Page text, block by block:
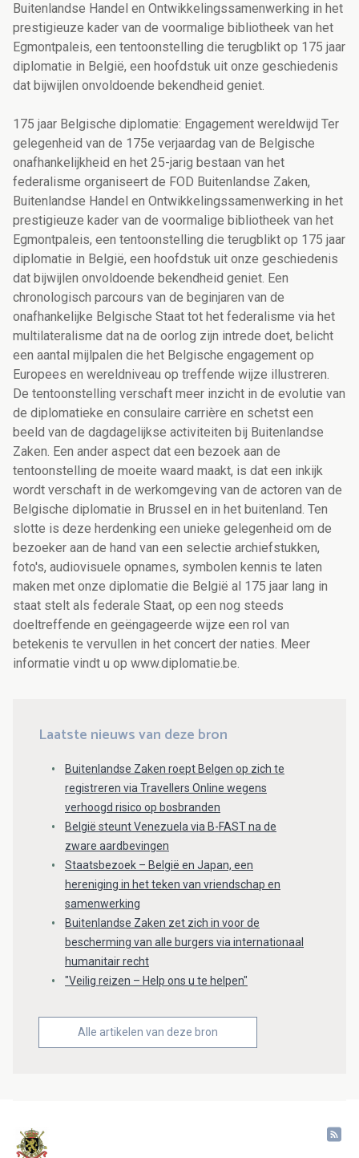
Buitenlandse Handel en Ontwikkelingssamenwerking in het
prestigieuze kader van de voormalige bibliotheek van het
Egmontpaleis, een tentoonstelling die terugblikt op 175 jaar
diplomatie in België, een hoofdstuk uit onze geschiedenis
dat bijwijlen onvoldoende bekendheid geniet.
175 jaar Belgische diplomatie: Engagement wereldwijd Ter
gelegenheid van de 175e verjaardag van de Belgische
onafhankelijkheid en het 25-jarig bestaan van het
federalisme organiseert de FOD Buitenlandse Zaken,
Buitenlandse Handel en Ontwikkelingssamenwerking in het
prestigieuze kader van de voormalige bibliotheek van het
Egmontpaleis, een tentoonstelling die terugblikt op 175 jaar
diplomatie in België, een hoofdstuk uit onze geschiedenis
dat bijwijlen onvoldoende bekendheid geniet. Een
chronologisch parcours van de beginjaren van de
onafhankelijke Belgische Staat tot het federalisme via het
multilateralisme dat na de oorlog zijn intrede doet, belicht
een aantal mijlpalen die het Belgische engagement op
Europees en wereldniveau op treffende wijze illustreren.
De tentoonstelling verschaft meer inzicht in de evolutie van
de diplomatieke en consulaire carrière en schetst een
beeld van de dagdagelijkse activiteiten bij Buitenlandse
Zaken. Een ander aspect dat een bezoek aan de
tentoonstelling de moeite waard maakt, is dat een inkijk
wordt verschaft in de werkomgeving van de actoren van de
Belgische diplomatie in Brussel en in het buitenland. Ten
slotte is deze herdenking een unieke gelegenheid om de
bezoeker aan de hand van een selectie archiefstukken,
foto's, audiovisuele opnames, symbolen kennis te laten
maken met onze diplomatie die België al 175 jaar lang in
staat stelt als federale Staat, op een nog steeds
doeltreffende en geëngageerde wijze een rol van
betekenis te vervullen in het concert der naties. Meer
informatie vindt u op www.diplomatie.be.
Laatste nieuws van deze bron
Buitenlandse Zaken roept Belgen op zich te
registreren via Travellers Online wegens
verhoogd risico op bosbranden
België steunt Venezuela via B-FAST na de
zware aardbevingen
Staatsbezoek – België en Japan, een
hereniging in het teken van vriendschap en
samenwerking
Buitenlandse Zaken zet zich in voor de
bescherming van alle burgers via internationaal
humanitair recht
"Veilig reizen – Help ons u te helpen"
Alle artikelen van deze bron